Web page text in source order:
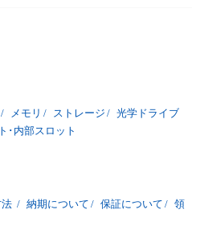
/ メモリ / ストレージ / 光学ドライブ
･内部スロット
/ 納期について / 保証について / 領